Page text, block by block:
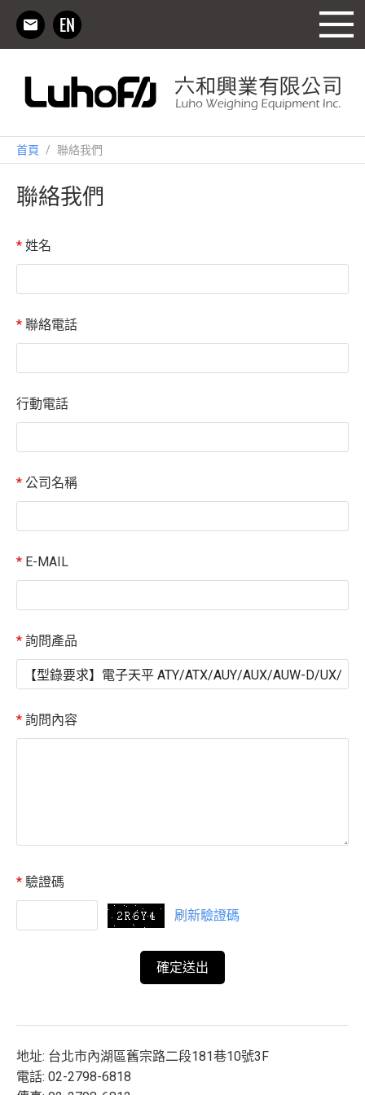
首頁 / 聯絡我們
聯絡我們
* 姓名
* 聯絡電話
行動電話
* 公司名稱
* E-MAIL
* 詢問產品
* 詢問內容
* 驗證碼
刷新驗證碼
地址: 台北市內湖區舊宗路二段181巷10號3F
電話: 02-2798-6818